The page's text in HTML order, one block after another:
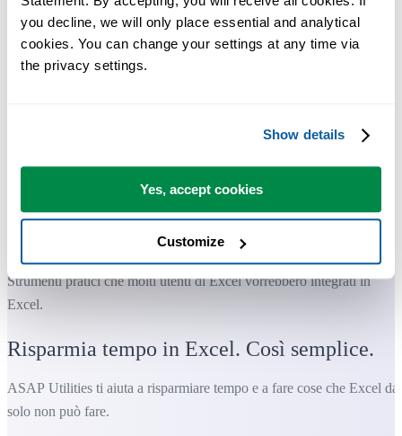
you decline, we will only place essential and analytical
cookies. You can change your settings at any time via
the privacy settings.
Show details
Yes, accept cookies
Customize
Strumenti pratici che molti utenti di Excel vorrebbero integrati in
Excel.
Risparmia tempo in Excel. Così semplice.
ASAP Utilities ti aiuta a risparmiare tempo e a fare cose che Excel da
solo non può fare.